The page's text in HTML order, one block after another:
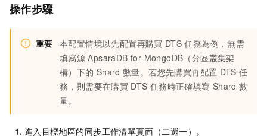
操作步驟
重要 本配置情境以先配置再購買 DTS 任務為例，無需
填寫源 ApsaraDB for MongoDB （分區叢集架
構）下的 Shard 數量。若您先購買再配置 DTS 任
務，則需要在購買 DTS 任務時正確填寫 Shard 數
量。
進入目標地區的同步工作清單頁面（二選一）。